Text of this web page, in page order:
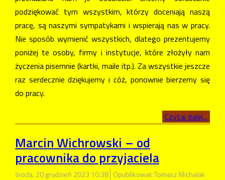
podziękować tym wszystkim, którzy doceniają naszą
pracę, są naszymi sympatykami i wspierają nas w pracy.
Nie sposób wymienić wszystkich, dlatego prezentujemy
poniżej te osoby, firmy i instytucje, które złożyły nam
życzenia pisemnie (kartki, maile itp.). Za wszystkie jeszcze
raz serdecznie dziękujemy i cóż, ponownie bierzemy się
do pracy.
Czytaj dalej...
Marcin Wichrowski – od
pracownika do przyjaciela
środa, 20 grudzień 2023 10:38 Opublikował: Tomasz Michalak